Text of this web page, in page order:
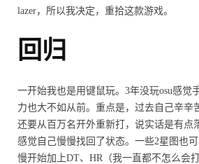
lazer，所以我决定，重拾这款游戏。
回归
一开始我也是用键鼠玩。3年没玩osu感觉
力也大不如从前。重点是，过去自己辛辛
还要从百万名开外重新打，说实话是有点
感觉自己慢慢找回了状态。一些2星图也
慢开始加上DT、HR（我一直都不怎么会